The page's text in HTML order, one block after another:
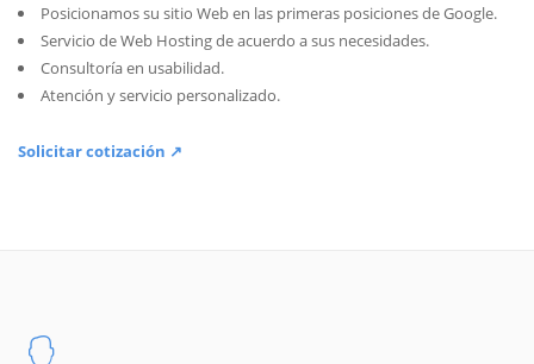
Posicionamos su sitio Web en las primeras posiciones de Google.
Servicio de Web Hosting de acuerdo a sus necesidades.
Consultoría en usabilidad.
Atención y servicio personalizado.
Solicitar cotización ↗